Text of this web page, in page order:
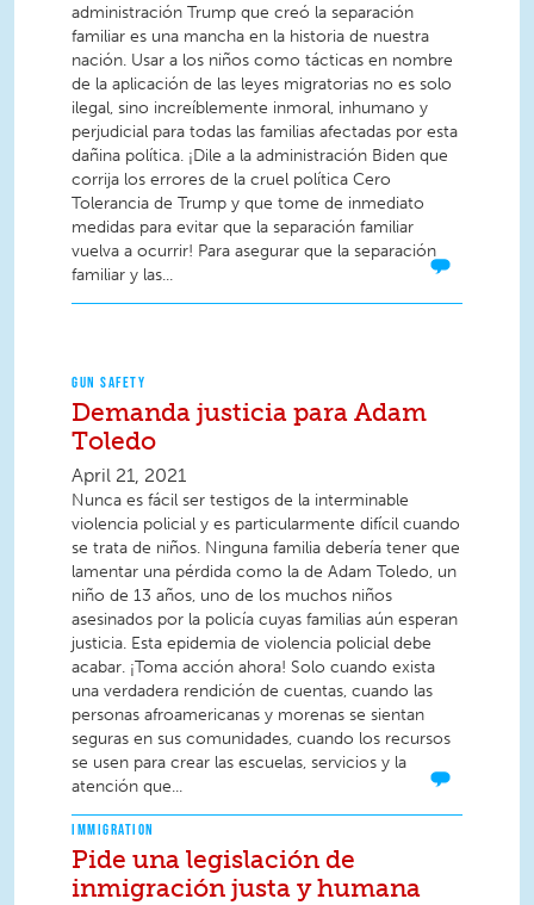
administración Trump que creó la separación
familiar es una mancha en la historia de nuestra
nación. Usar a los niños como tácticas en nombre
de la aplicación de las leyes migratorias no es solo
ilegal, sino increíblemente inmoral, inhumano y
perjudicial para todas las familias afectadas por esta
dañina política. ¡Dile a la administración Biden que
corrija los errores de la cruel política Cero
Tolerancia de Trump y que tome de inmediato
medidas para evitar que la separación familiar
vuelva a ocurrir! Para asegurar que la separación
familiar y las...
GUN SAFETY
Demanda justicia para Adam
Toledo
April 21, 2021
Nunca es fácil ser testigos de la interminable
violencia policial y es particularmente difícil cuando
se trata de niños. Ninguna familia debería tener que
lamentar una pérdida como la de Adam Toledo, un
niño de 13 años, uno de los muchos niños
asesinados por la policía cuyas familias aún esperan
justicia. Esta epidemia de violencia policial debe
acabar. ¡Toma acción ahora! Solo cuando exista
una verdadera rendición de cuentas, cuando las
personas afroamericanas y morenas se sientan
seguras en sus comunidades, cuando los recursos
se usen para crear las escuelas, servicios y la
atención que...
IMMIGRATION
Pide una legislación de
inmigración justa y humana